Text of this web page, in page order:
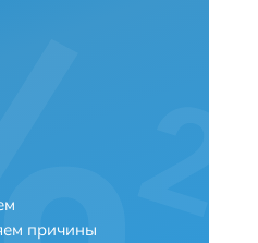
причины